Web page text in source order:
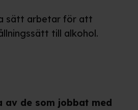
sätt arbetar för att
till alkohol.
av de som jobbat med